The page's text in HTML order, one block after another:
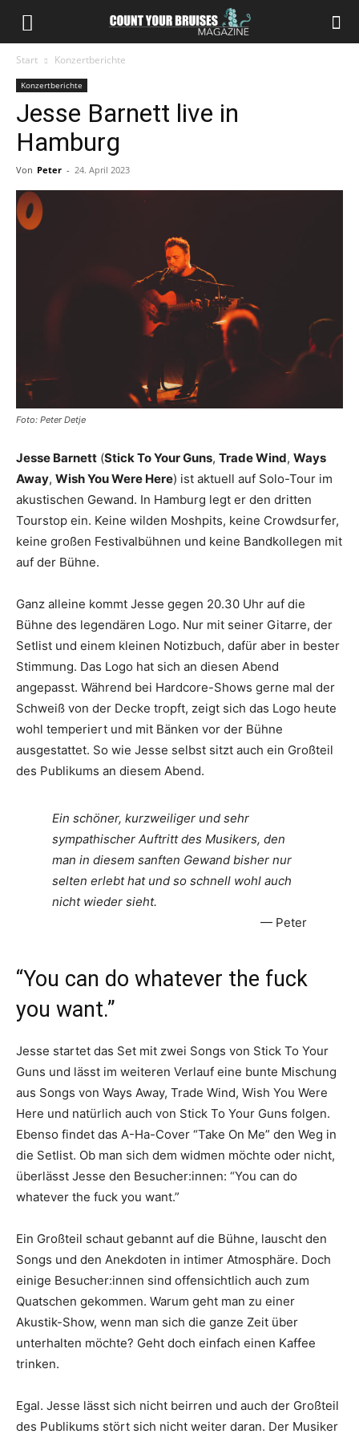
Start Konzertberichte
Konzertberichte
Jesse Barnett live in
Hamburg
Von Peter - 24. April 2023
Foto: Peter Detje
Jesse Barnett (Stick To Your Guns, Trade Wind, Ways
Away, Wish You Were Here) ist aktuell auf Solo-Tour im
akustischen Gewand. In Hamburg legt er den dritten
Tourstop ein. Keine wilden Moshpits, keine Crowdsurfer,
keine großen Festivalbühnen und keine Bandkollegen mit
auf der Bühne.
Ganz alleine kommt Jesse gegen 20.30 Uhr auf die
Bühne des legendären Logo. Nur mit seiner Gitarre, der
Setlist und einem kleinen Notizbuch, dafür aber in bester
Stimmung. Das Logo hat sich an diesen Abend
angepasst. Während bei Hardcore-Shows gerne mal der
Schweiß von der Decke tropft, zeigt sich das Logo heute
wohl temperiert und mit Bänken vor der Bühne
ausgestattet. So wie Jesse selbst sitzt auch ein Großteil
des Publikums an diesem Abend.
Ein schöner, kurzweiliger und sehr
sympathischer Auftritt des Musikers, den
man in diesem sanften Gewand bisher nur
selten erlebt hat und so schnell wohl auch
nicht wieder sieht.
Peter
“You can do whatever the fuck
you want.”
Jesse startet das Set mit zwei Songs von Stick To Your
Guns und lässt im weiteren Verlauf eine bunte Mischung
aus Songs von Ways Away, Trade Wind, Wish You Were
Here und natürlich auch von Stick To Your Guns folgen.
Ebenso findet das A-Ha-Cover “Take On Me” den Weg in
die Setlist. Ob man sich dem widmen möchte oder nicht,
überlässt Jesse den Besucher:innen: “You can do
whatever the fuck you want.”
Ein Großteil schaut gebannt auf die Bühne, lauscht den
Songs und den Anekdoten in intimer Atmosphäre. Doch
einige Besucher:innen sind offensichtlich auch zum
Quatschen gekommen. Warum geht man zu einer
Akustik-Show, wenn man sich die ganze Zeit über
unterhalten möchte? Geht doch einfach einen Kaffee
trinken.
Egal. Jesse lässt sich nicht beirren und auch der Großteil
des Publikums stört sich nicht weiter daran. Der Musiker